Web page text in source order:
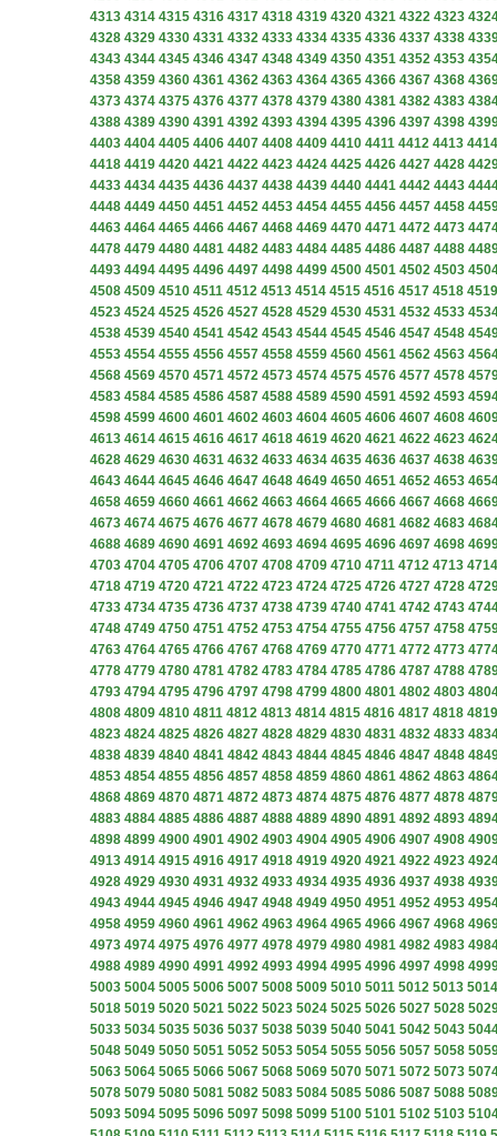
4313 4314 4315 4316 4317 4318 4319 4320 4321 4322 4323
4328 4329 4330 4331 4332 4333 4334 4335 4336 4337 4338
4343 4344 4345 4346 4347 4348 4349 4350 4351 4352 4353
4358 4359 4360 4361 4362 4363 4364 4365 4366 4367 4368
4373 4374 4375 4376 4377 4378 4379 4380 4381 4382 4383
4388 4389 4390 4391 4392 4393 4394 4395 4396 4397 4398
4403 4404 4405 4406 4407 4408 4409 4410 4411 4412 4413 4414
4418 4419 4420 4421 4422 4423 4424 4425 4426 4427 4428
4433 4434 4435 4436 4437 4438 4439 4440 4441 4442 4443
4448 4449 4450 4451 4452 4453 4454 4455 4456 4457 4458
4463 4464 4465 4466 4467 4468 4469 4470 4471 4472 4473
4478 4479 4480 4481 4482 4483 4484 4485 4486 4487 4488
4493 4494 4495 4496 4497 4498 4499 4500 4501 4502 4503
4508 4509 4510 4511 4512 4513 4514 4515 4516 4517 4518 4519
4523 4524 4525 4526 4527 4528 4529 4530 4531 4532 4533
4538 4539 4540 4541 4542 4543 4544 4545 4546 4547 4548
4553 4554 4555 4556 4557 4558 4559 4560 4561 4562 4563
4568 4569 4570 4571 4572 4573 4574 4575 4576 4577 4578
4583 4584 4585 4586 4587 4588 4589 4590 4591 4592 4593
4598 4599 4600 4601 4602 4603 4604 4605 4606 4607 4608
4613 4614 4615 4616 4617 4618 4619 4620 4621 4622 4623
4628 4629 4630 4631 4632 4633 4634 4635 4636 4637 4638
4643 4644 4645 4646 4647 4648 4649 4650 4651 4652 4653
4658 4659 4660 4661 4662 4663 4664 4665 4666 4667 4668
4673 4674 4675 4676 4677 4678 4679 4680 4681 4682 4683
4688 4689 4690 4691 4692 4693 4694 4695 4696 4697 4698
4703 4704 4705 4706 4707 4708 4709 4710 4711 4712 4713 4714
4718 4719 4720 4721 4722 4723 4724 4725 4726 4727 4728
4733 4734 4735 4736 4737 4738 4739 4740 4741 4742 4743
4748 4749 4750 4751 4752 4753 4754 4755 4756 4757 4758
4763 4764 4765 4766 4767 4768 4769 4770 4771 4772 4773
4778 4779 4780 4781 4782 4783 4784 4785 4786 4787 4788
4793 4794 4795 4796 4797 4798 4799 4800 4801 4802 4803
4808 4809 4810 4811 4812 4813 4814 4815 4816 4817 4818 4819
4823 4824 4825 4826 4827 4828 4829 4830 4831 4832 4833
4838 4839 4840 4841 4842 4843 4844 4845 4846 4847 4848
4853 4854 4855 4856 4857 4858 4859 4860 4861 4862 4863
4868 4869 4870 4871 4872 4873 4874 4875 4876 4877 4878
4883 4884 4885 4886 4887 4888 4889 4890 4891 4892 4893
4898 4899 4900 4901 4902 4903 4904 4905 4906 4907 4908
4913 4914 4915 4916 4917 4918 4919 4920 4921 4922 4923
4928 4929 4930 4931 4932 4933 4934 4935 4936 4937 4938
4943 4944 4945 4946 4947 4948 4949 4950 4951 4952 4953
4958 4959 4960 4961 4962 4963 4964 4965 4966 4967 4968
4973 4974 4975 4976 4977 4978 4979 4980 4981 4982 4983
4988 4989 4990 4991 4992 4993 4994 4995 4996 4997 4998
5003 5004 5005 5006 5007 5008 5009 5010 5011 5012 5013 5014
5018 5019 5020 5021 5022 5023 5024 5025 5026 5027 5028
5033 5034 5035 5036 5037 5038 5039 5040 5041 5042 5043
5048 5049 5050 5051 5052 5053 5054 5055 5056 5057 5058
5063 5064 5065 5066 5067 5068 5069 5070 5071 5072 5073
5078 5079 5080 5081 5082 5083 5084 5085 5086 5087 5088
5093 5094 5095 5096 5097 5098 5099 5100 5101 5102 5103